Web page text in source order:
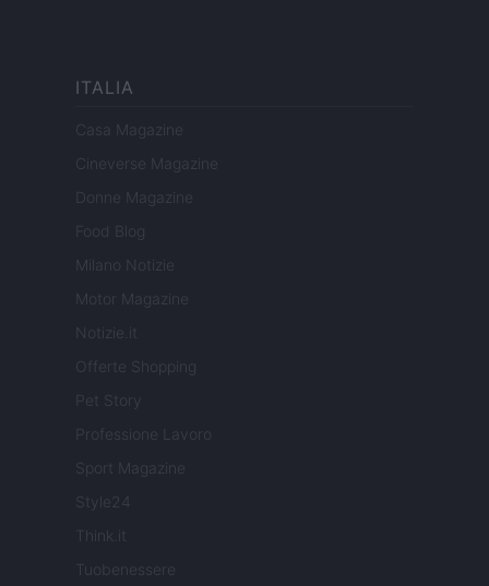
ITALIA
Casa Magazine
Cineverse Magazine
Donne Magazine
Food Blog
Milano Notizie
Motor Magazine
Notizie.it
Offerte Shopping
Pet Story
Professione Lavoro
Sport Magazine
Style24
Think.it
Tuobenessere